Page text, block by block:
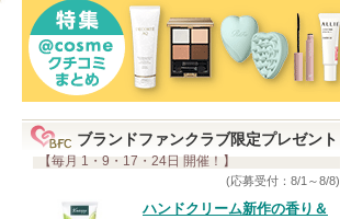
ブランドファンクラブ限定プレゼント
【毎月 1・9・17・24日 開催！】
(応募受付：8/1～8/8)
ハンドクリーム新作の香り＆